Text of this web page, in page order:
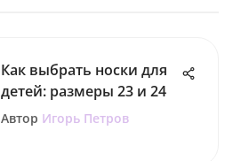
Как выбрать носки для
детей: размеры 23 и 24
Автор Игорь Петров